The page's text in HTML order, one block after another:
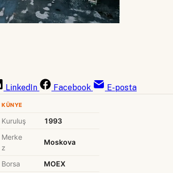
LinkedIn Facebook E-posta
KÜNYE
Kuruluş
1993
Merke
z
Moskova
Borsa
MOEX